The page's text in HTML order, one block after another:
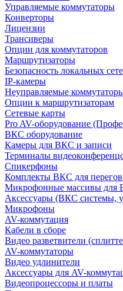
Управляемые коммутаторы
Конверторы
Лицензии
Трансиверы
Опции для коммутаторов
Маршрутизаторы
Безопасность локальных
IP-камеры
Неуправляемые
Опции к маршрутизаторам
Сетевые карты
Pro AV-оборудование
ВКС оборудование
Камеры для ВКС и записи
Терминалы
Спикерфоны
Комплекты ВКС для
Микрофонные массивы для
Аксессуары (ВКС системы,
Микрофоны
AV-коммутация
Кабели в сборе
Видео разветвители
AV-коммутаторы
Видео удлинители
Аксессуары для AV-
Видеопроцессоры и платы